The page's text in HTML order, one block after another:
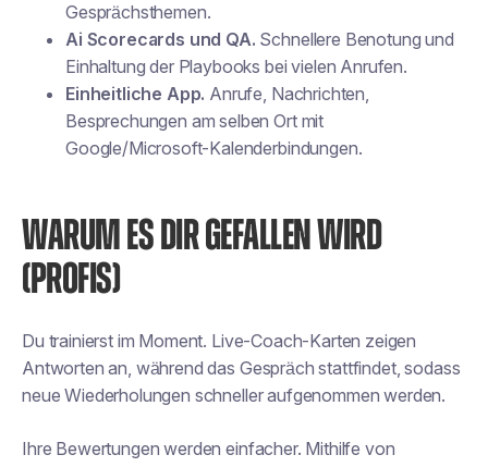
Gesprächsthemen.
Ai Scorecards und QA. Schnellere Benotung und
Einhaltung der Playbooks bei vielen Anrufen.
Einheitliche App. Anrufe, Nachrichten,
Besprechungen am selben Ort mit
Google/Microsoft-Kalenderbindungen.
WARUM ES DIR GEFALLEN WIRD
(PROFIS)
Du trainierst im Moment. Live-Coach-Karten zeigen
Antworten an, während das Gespräch stattfindet, sodass
neue Wiederholungen schneller aufgenommen werden.
Ihre Bewertungen werden einfacher. Mithilfe von